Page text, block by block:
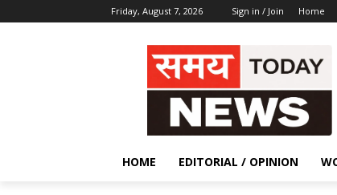
Friday, August 7, 2026 Sign in / Join Home
HOME EDITORIAL / OPINION